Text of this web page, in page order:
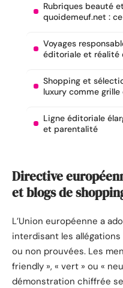
Rubriques beauté
quoidemeuf.net :
Voyages
éditoriale et réalité
Shopping et
luxury comme
Ligne éditoriale
et parentalité
Directive
et blogs de
L’Union européenne a
interdisant les
ou non prouvées. Les
friendly », « vert » ou «
démonstration chiffrée